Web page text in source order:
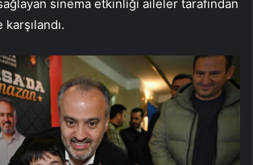
sinema etkinliği aileler tarafından